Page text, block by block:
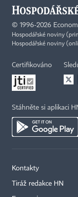
© 1996-2026
Hospodářské noviny
Hospodářské noviny
Certifikováno
Stáhněte si aplikaci
Kontakty
Tiráž redakce HN